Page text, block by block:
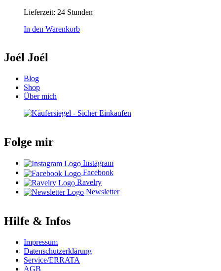
Lieferzeit: 24 Stunden
In den Warenkorb
Joél Joél
Blog
Shop
Über mich
Folge mir
Instagram
Facebook
Ravelry
Newsletter
Hilfe & Infos
Impressum
Datenschutzerklärung
Service/ERRATA
AGB